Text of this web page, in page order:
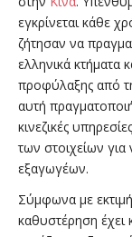
εγκρίνεται κάθε
ζήτησαν να
ελληνικά κτήματα
προφύλαξης από
αυτή
κινεζικές
των στοιχείων
εξαγωγέων.
Σύμφωνα με
καθυστέρηση έχει